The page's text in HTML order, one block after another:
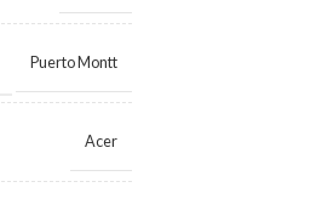
Puerto Montt
Acer